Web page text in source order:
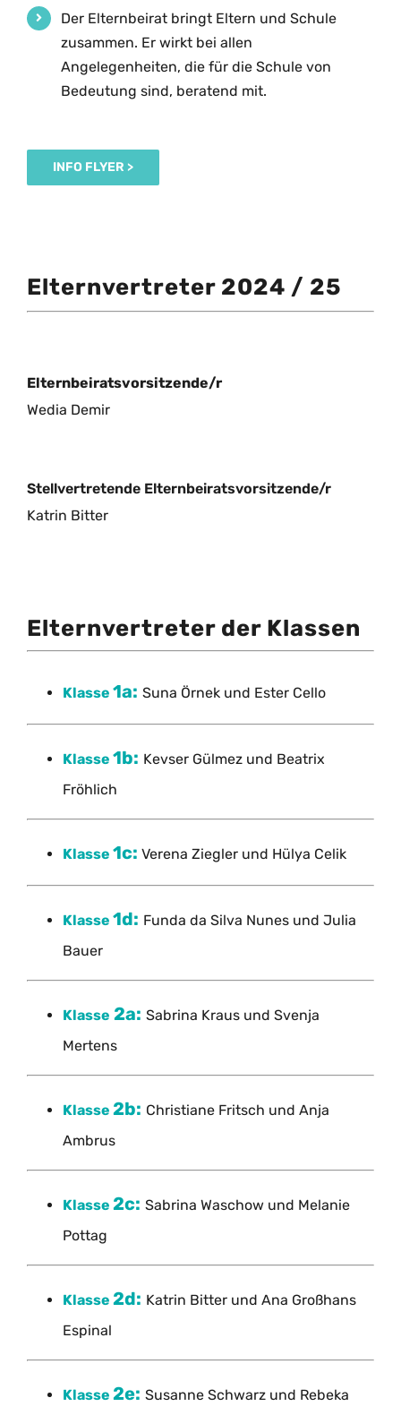
Der Elternbeirat bringt Eltern und Schule
zusammen. Er wirkt bei allen
Angelegenheiten, die für die Schule von
Bedeutung sind, beratend mit.
INFO FLYER >
Elternvertreter 2024 / 25
Elternbeiratsvorsitzende/r
Wedia Demir
Stellvertretende Elternbeiratsvorsitzende/r
Katrin Bitter
Elternvertreter der Klassen
Klasse 1a: Suna Örnek und Ester Cello
Klasse 1b: Kevser Gülmez und Beatrix
Fröhlich
Klasse 1c: Verena Ziegler und Hülya Celik
Klasse 1d: Funda da Silva Nunes und Julia
Bauer
Klasse 2a: Sabrina Kraus und Svenja
Mertens
Klasse 2b: Christiane Fritsch und Anja
Ambrus
Klasse 2c: Sabrina Waschow und Melanie
Pottag
Klasse 2d: Katrin Bitter und Ana Großhans
Espinal
Klasse 2e: Susanne Schwarz und Rebeka